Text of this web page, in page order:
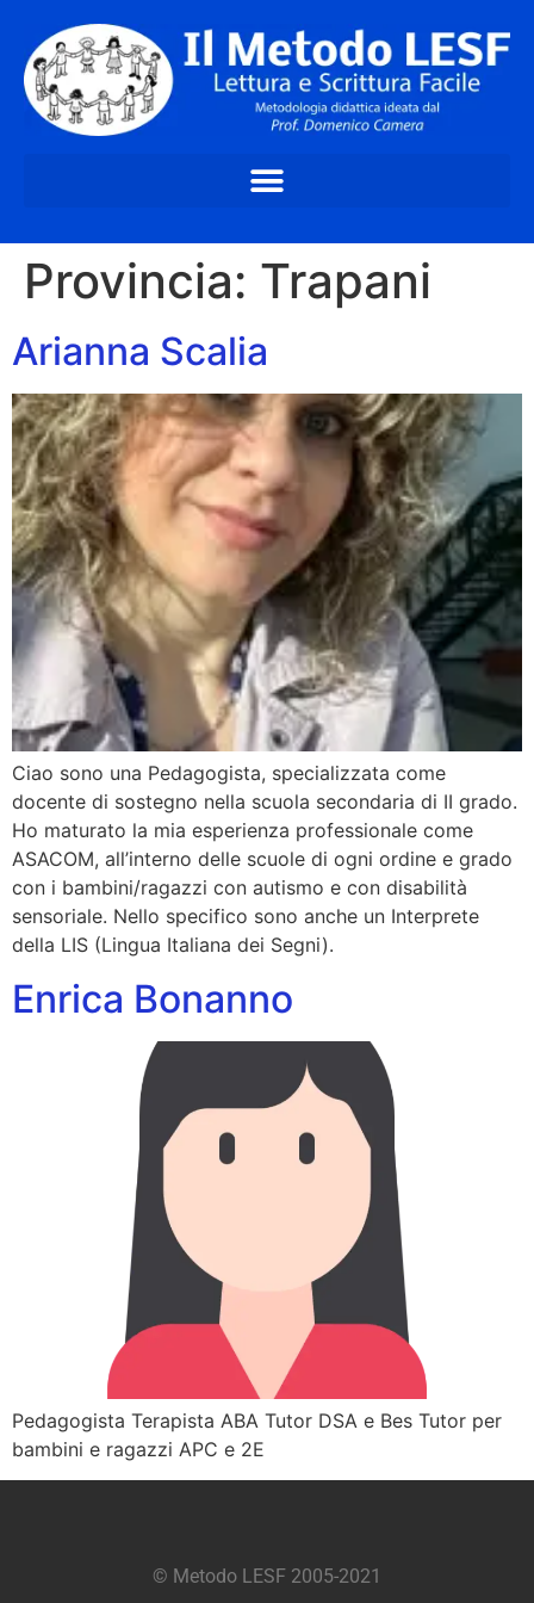
Provincia: Trapani
Arianna Scalia
Ciao sono una Pedagogista, specializzata come
docente di sostegno nella scuola secondaria di II grado.
Ho maturato la mia esperienza professionale come
ASACOM, all’interno delle scuole di ogni ordine e grado
con i bambini/ragazzi con autismo e con disabilità
sensoriale. Nello specifico sono anche un Interprete
della LIS (Lingua Italiana dei Segni).
Enrica Bonanno
Pedagogista Terapista ABA Tutor DSA e Bes Tutor per
bambini e ragazzi APC e 2E
© Metodo LESF 2005-2021